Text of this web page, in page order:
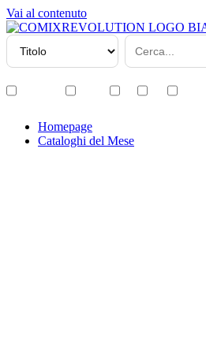
Vai al contenuto
Homepage
Cataloghi del Mese